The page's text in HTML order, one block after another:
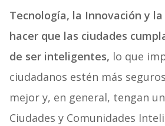
Tecnología, la Innovación y
hacer que las ciudades
de ser inteligentes, lo que
ciudadanos estén más
mejor y, en general, tengan
Ciudades y Comunidades